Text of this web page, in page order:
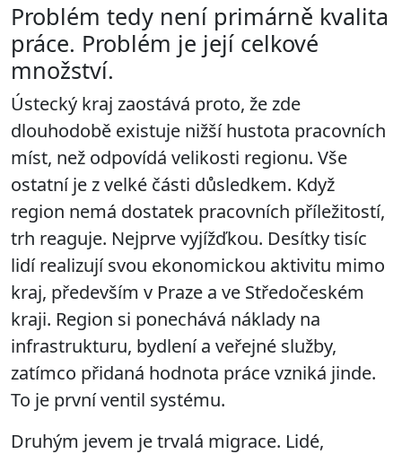
Problém tedy není primárně kvalita
práce. Problém je její celkové
množství.
Ústecký kraj zaostává proto, že zde
dlouhodobě existuje nižší hustota pracovních
míst, než odpovídá velikosti regionu. Vše
ostatní je z velké části důsledkem. Když
region nemá dostatek pracovních příležitostí,
trh reaguje. Nejprve vyjížďkou. Desítky tisíc
lidí realizují svou ekonomickou aktivitu mimo
kraj, především v Praze a ve Středočeském
kraji. Region si ponechává náklady na
infrastrukturu, bydlení a veřejné služby,
zatímco přidaná hodnota práce vzniká jinde.
To je první ventil systému.
Druhým jevem je trvalá migrace. Lidé,